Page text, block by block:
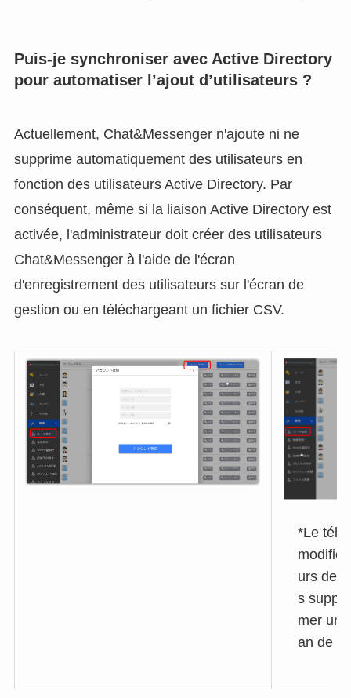
Puis-je synchroniser avec Active Directory
pour automatiser l’ajout d’utilisateurs ?
Actuellement, Chat&Messenger n'ajoute ni ne
supprime automatiquement des utilisateurs en
fonction des utilisateurs Active Directory. Par
conséquent, même si la liaison Active Directory est
activée, l'administrateur doit créer des utilisateurs
Chat&Messenger à l'aide de l'écran
d'enregistrement des utilisateurs sur l'écran de
gestion ou en téléchargeant un fichier CSV.
*Le
modifie
urs de
s
mer un
an de